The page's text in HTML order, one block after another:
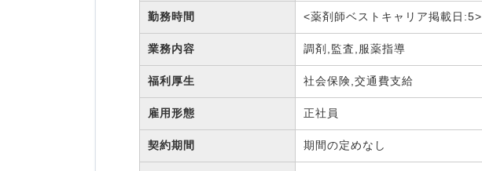
勤務時間 <薬剤師ベストキャリア掲載日:5>
業務内容 調剤,監査,服薬指導
福利厚生 社会保険,交通費支給
雇用形態 正社員
契約期間 期間の定めなし